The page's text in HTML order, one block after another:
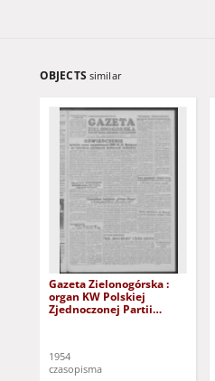
OBJECTS similar
Gazeta Zielonogórska :
organ KW Polskiej
Zjednoczonej Partii
1954
czasopisma